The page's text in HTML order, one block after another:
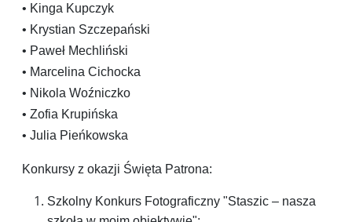
• Kinga Kupczyk
• Krystian Szczepański
• Paweł Mechliński
• Marcelina Cichocka
• Nikola Woźniczko
• Zofia Krupińska
• Julia Pieńkowska
Konkursy z okazji Święta Patrona:
Szkolny Konkurs Fotograficzny "Staszic – nasza